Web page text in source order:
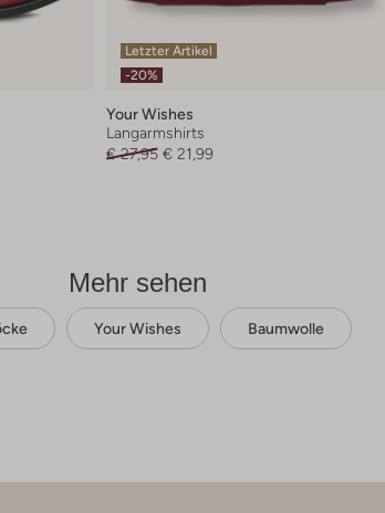
Letzter Artikel
-20%
Your Wishes
Langarmshirts
€ 27,95 € 21,99
Mehr sehen
Your Wishes Baumwolle